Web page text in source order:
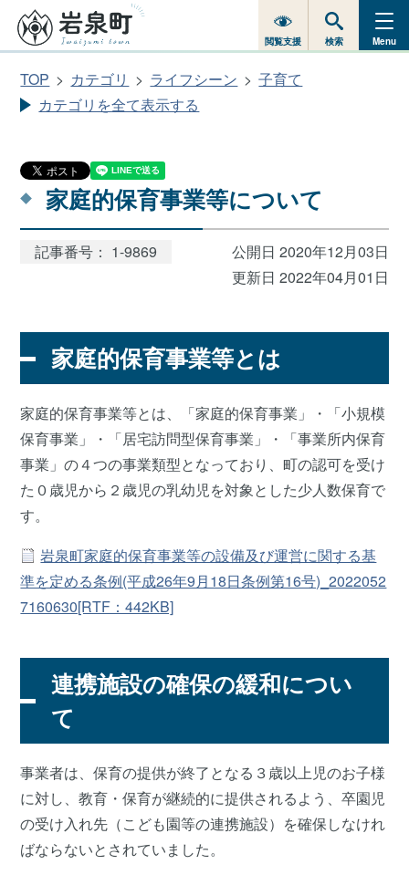
閲覧支援 検索 Menu
TOP カテゴリ ライフシーン
子育て
カテゴリを全て表示する
家庭的保育事業等について
記事番号： 1-9869
公開日 2020年12月03日
更新日 2022年04月01日
家庭的保育事業等とは
家庭的保育事業等とは、「家庭的保育事業」・「小規模
保育事業」・「居宅訪問型保育事業」・「事業所内保育
事業」の４つの事業類型となっており、町の認可を受け
た０歳児から２歳児の乳幼児を対象とした少人数保育で
す。
岩泉町家庭的保育事業等の設備及び運営に関する基
準を定める条例(平成26年9月18日条例第16号)_2022052
7160630[RTF：442KB]
連携施設の確保の緩和につい
て
事業者は、保育の提供が終了となる３歳以上児のお子様
に対し、教育・保育が継続的に提供されるよう、卒園児
の受け入れ先（こども園等の連携施設）を確保しなけれ
ばならないとされていました。